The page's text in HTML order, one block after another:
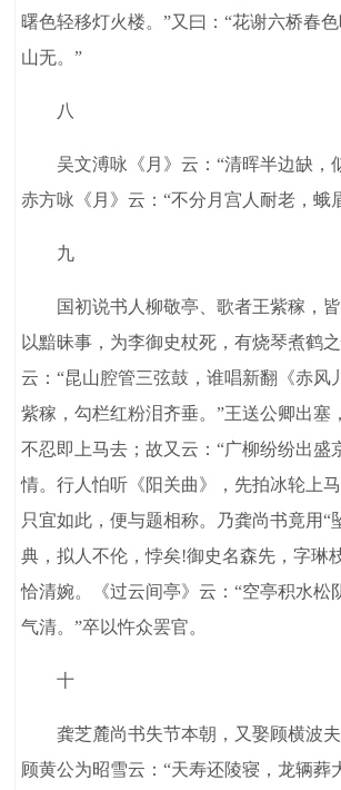
曙色轻移灯火楼。”又曰：“花谢六桥春
山无。”
八
吴文溥咏《月》云：“清晖半边缺，
赤方咏《月》云：“不分月宫人耐老，蛾
九
国初说书人柳敬亭、歌者王紫稼，皆
以黯昧事，为李御史杖死，有烧琴煮鹤
云：“昆山腔管三弦鼓，谁唱新翻《赤风
紫稼，勾栏红粉泪齐垂。”王送公卿出塞
不忍即上马去；故又云：“广柳纷纷出盛
情。行人怕听《阳关曲》，先拍冰轮上马
只宜如此，便与题相称。乃龚尚书竟用“
典，拟人不伦，悖矣!御史名森先，字琳
恰清婉。《过云间亭》云：“空亭积水松
气清。”卒以忤众罢官。
十
龚芝麓尚书失节本朝，又娶顾横波夫
顾黄公为昭雪云：“天寿还陵寝，龙辆葬